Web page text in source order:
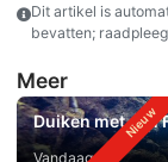
Dit artikel is
bevatten;
Meer
Duiken met een
Vandaag